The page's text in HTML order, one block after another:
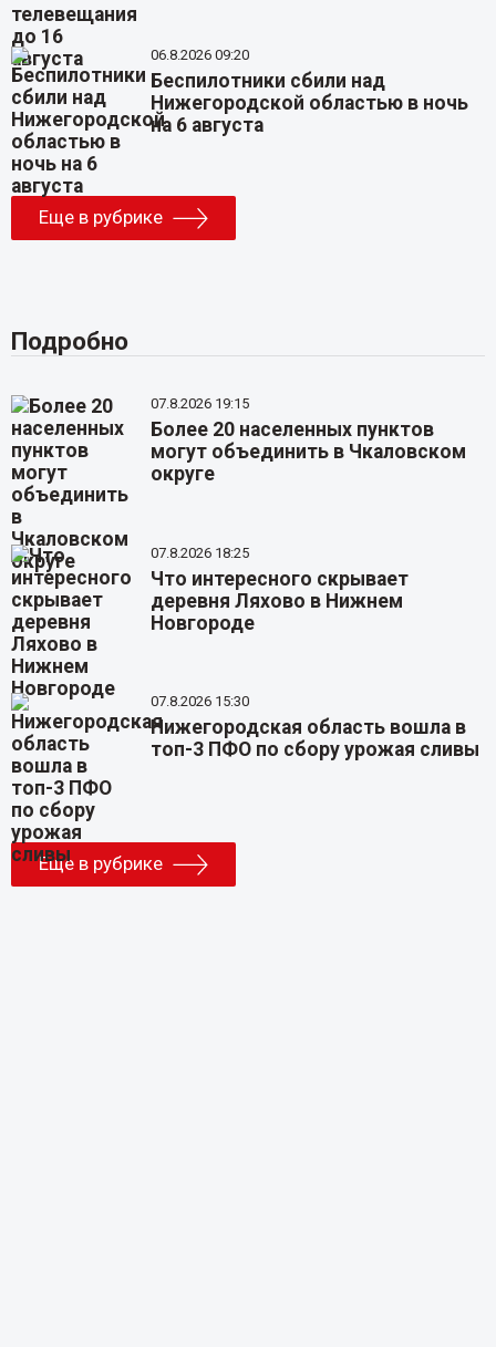
06.8.2026 09:20
Беспилотники сбили над
Нижегородской областью в ночь
на 6 августа
Еще в рубрике
Подробно
07.8.2026 19:15
Более 20 населенных пунктов
могут объединить в Чкаловском
округе
07.8.2026 18:25
Что интересного скрывает
деревня Ляхово в Нижнем
Новгороде
07.8.2026 15:30
Нижегородская область вошла в
топ-3 ПФО по сбору урожая сливы
Еще в рубрике